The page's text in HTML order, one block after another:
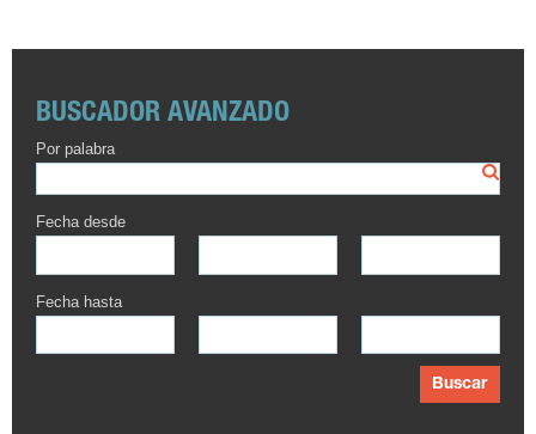
BUSCADOR AVANZADO
Por palabra
Fecha desde
Fecha hasta
Buscar